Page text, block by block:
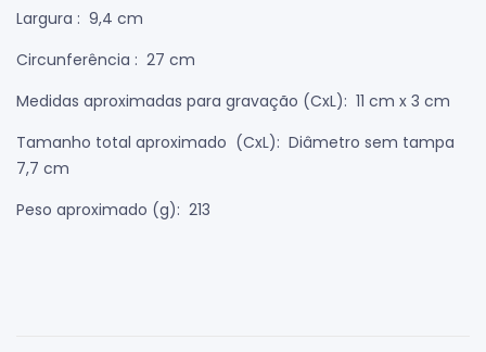
Largura : 9,4 cm
Circunferência : 27 cm
Medidas aproximadas para gravação (CxL): 11 cm x 3 cm
Tamanho total aproximado (CxL): Diâmetro sem tampa
7,7 cm
Peso aproximado (g): 213